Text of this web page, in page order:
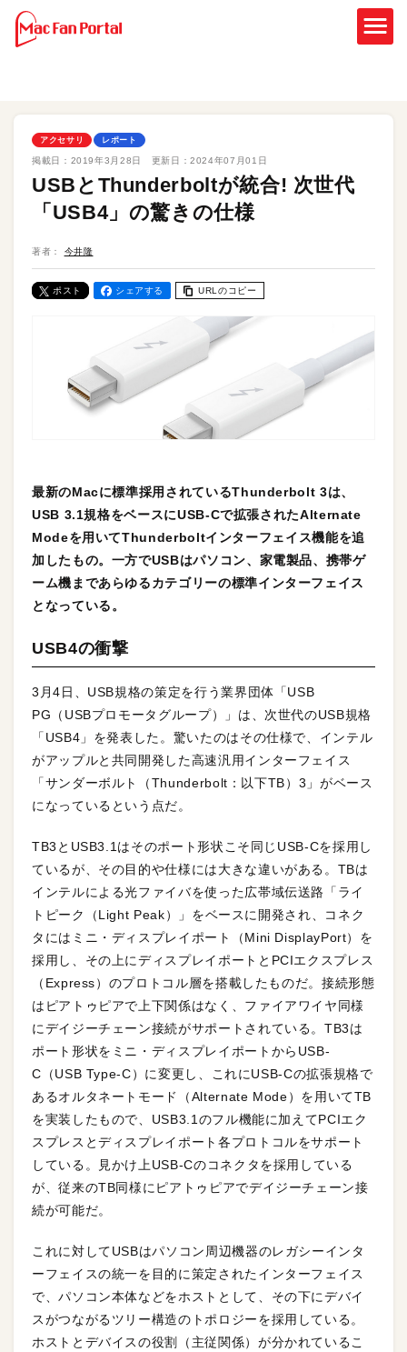
アクセサリ レポート
掲載日： 2019年3月28日 更新日：2024年07月01日
USBとThunderboltが統合! 次世代
「USB4」の驚きの仕様
著者： 今井隆
ポスト シェアする URLのコピー
最新のMacに標準採用されているThunderbolt 3は、
USB 3.1規格をベースにUSB-Cで拡張されたAlternate
Modeを用いてThunderboltインターフェイス機能を追
加したもの。一方でUSBはパソコン、家電製品、携帯ゲ
ーム機まであらゆるカテゴリーの標準インターフェイス
となっている。
USB4の衝撃
3月4日、USB規格の策定を行う業界団体「USB
PG（USBプロモータグループ）」は、次世代のUSB規格
「USB4」を発表した。驚いたのはその仕様で、インテル
がアップルと共同開発した高速汎用インターフェイス
「サンダーボルト（Thunderbolt：以下TB）3」がベース
になっているという点だ。
TB3とUSB3.1はそのポート形状こそ同じUSB-Cを採用し
ているが、その目的や仕様には大きな違いがある。TBは
インテルによる光ファイバを使った広帯域伝送路「ライ
トピーク（Light Peak）」をベースに開発され、コネク
タにはミニ・ディスプレイポート（Mini DisplayPort）を
採用し、その上にディスプレイポートとPCIエクスプレス
（Express）のプロトコル層を搭載したものだ。接続形態
はピアトゥピアで上下関係はなく、ファイアワイヤ同様
にデイジーチェーン接続がサポートされている。TB3は
ポート形状をミニ・ディスプレイポートからUSB-
C（USB Type-C）に変更し、これにUSB-Cの拡張規格で
あるオルタネートモード（Alternate Mode）を用いてTB
を実装したもので、USB3.1のフル機能に加えてPCIエク
スプレスとディスプレイポート各プロトコルをサポート
している。見かけ上USB-Cのコネクタを採用している
が、従来のTB同様にピアトゥピアでデイジーチェーン接
続が可能だ。
これに対してUSBはパソコン周辺機器のレガシーインタ
ーフェイスの統一を目的に策定されたインターフェイス
で、パソコン本体などをホストとして、その下にデバイ
スがつながるツリー構造のトポロジーを採用している。
ホストとデバイスの役割（主従関係）が分かれているこ